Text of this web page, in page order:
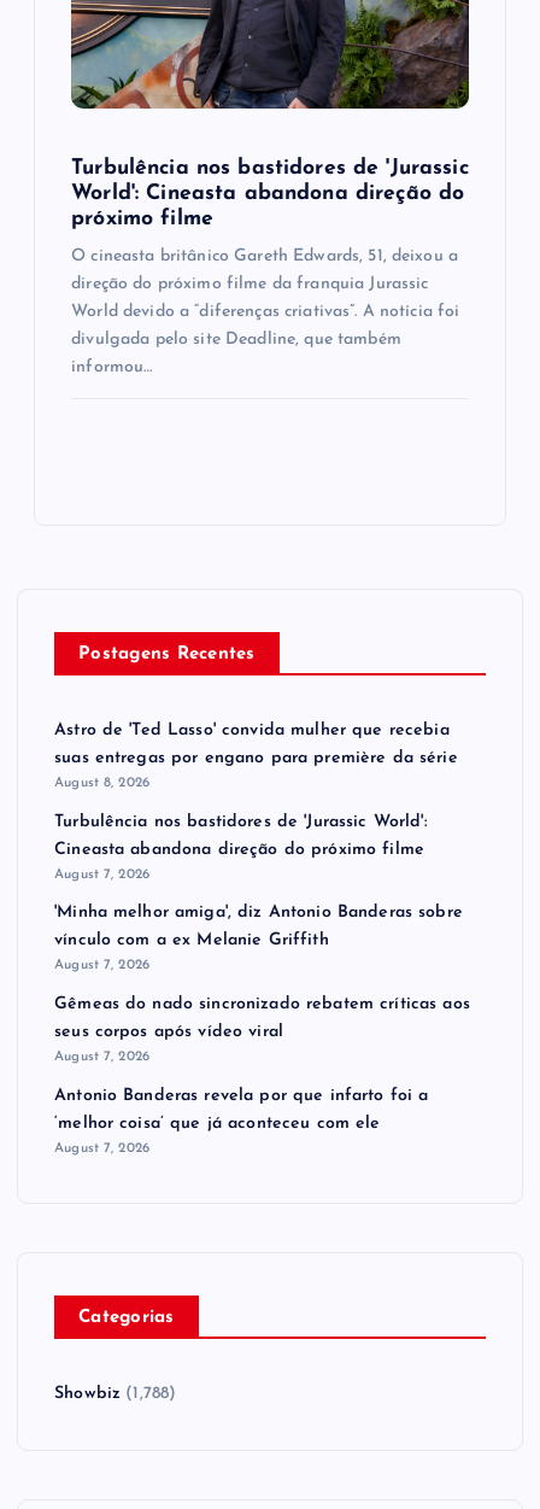
Turbulência nos bastidores de 'Jurassic
World': Cineasta abandona direção do
próximo filme
O cineasta britânico Gareth Edwards, 51, deixou a
direção do próximo filme da franquia Jurassic
World devido a “diferenças criativas”. A notícia foi
divulgada pelo site Deadline, que também
informou…
Postagens Recentes
Astro de 'Ted Lasso' convida mulher que recebia
suas entregas por engano para première da série
August 8, 2026
Turbulência nos bastidores de 'Jurassic World':
Cineasta abandona direção do próximo filme
August 7, 2026
'Minha melhor amiga', diz Antonio Banderas sobre
vínculo com a ex Melanie Griffith
August 7, 2026
Gêmeas do nado sincronizado rebatem críticas ​a​os
seus corpos após vídeo viral
August 7, 2026
Antonio Banderas revela por que infarto foi a
‘melhor coisa’ que já aconteceu com ele
August 7, 2026
Categorias
Showbiz (1,788)